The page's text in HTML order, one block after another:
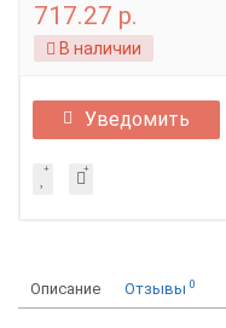
717.27 р.
В наличии
Уведомить
Описание Отзывы 0